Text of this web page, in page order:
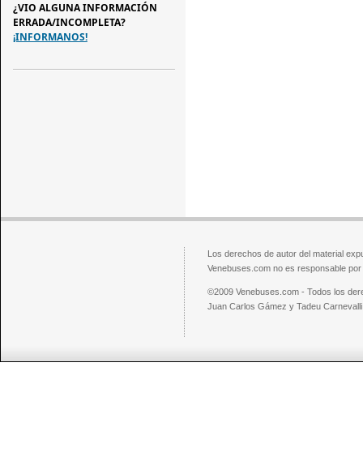
¿VIO ALGUNA INFORMACIÓN
ERRADA/INCOMPLETA?
¡INFORMANOS!
Los derechos de autor del material
Venebuses.com no es responsable
©2009 Venebuses.com - Todos los
Juan Carlos Gámez y Tadeu Carnevalli